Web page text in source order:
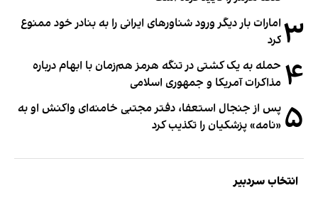
۳ امارات بار دیگر ورود شناورهای ایرانی را به بنادر خود ممنوع
کرد
۴ حمله به یک کشتی در تنگه هرمز هم‌زمان با ابهام درباره
مذاکرات آمریکا و جمهوری اسلامی
۵ پس از جنجال استعفا، دفتر مجتبی خامنه‌ای واکنش او به
«نامه» پزشکیان را تکذیب کرد
انتخاب سردبیر